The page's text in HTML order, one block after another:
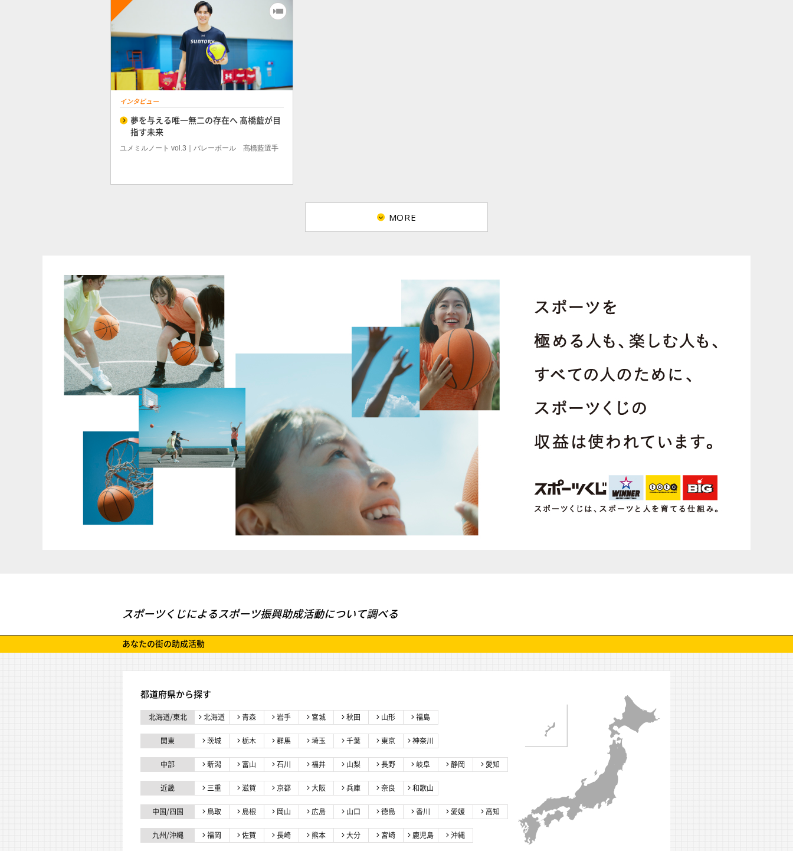
インタビュー
夢を与える唯一無二の存在へ 髙橋藍が目
指す未来
ユメミルノート vol.3｜バレーボール 髙橋藍選手
MORE
スポーツくじによるスポーツ振興助成活動について調べる
あなたの街の助成活動
都道府県から探す
北海道/東北 北海道 青森 岩手 宮城 秋田 山形 福島
関東 茨城 栃木 群馬 埼玉 千葉 東京 神奈川
中部 新潟 富山 石川 福井 山梨 長野 岐阜 静岡 愛知
近畿 三重 滋賀 京都 大阪 兵庫 奈良 和歌山
中国/四国 鳥取 島根 岡山 広島 山口 徳島 香川 愛媛 高知
九州/沖縄 福岡 佐賀 長崎 熊本 大分 宮崎 鹿児島 沖縄